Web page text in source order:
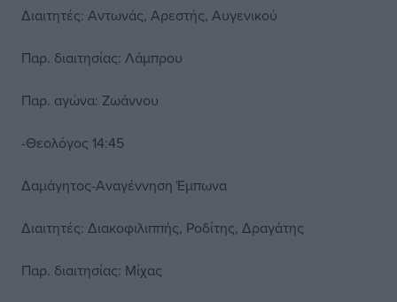
Διαιτητές: Αντωνάς, Αρεστής, Αυγενικού
Παρ. διαιτησίας: Λάμπρου
Παρ. αγώνα: Ζωάννου
-Θεολόγος 14:45
Δαμάγητος-Αναγέννηση Έμπωνα
Διαιτητές: Διακοφιλιππής, Ροδίτης, Δραγάτης
Παρ. διαιτησίας: Μίχας